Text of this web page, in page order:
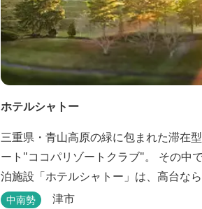
ホテルシャトー
三重県・青山高原の緑に包まれた滞在
ート"ココパリゾートクラブ"。 その中でも人気の宿
泊施設「ホテルシャトー」は、高台な
と静けさが魅力です。 客室はツインル
中南勢 津市